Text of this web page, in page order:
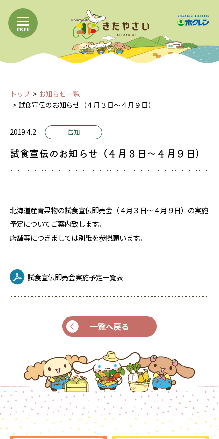
menu
トップ
お知らせ一覧
試食宣伝のお知らせ（４月３日～４月９日）
2019.4.2 告知
試食宣伝のお知らせ（４月３日～４月９日）
北海道産青果物の試食宣伝即売会（４月３日～４月９日）の実施
予定についてご案内致します。
店舗等につきましては別紙を参照願います。
試食宣伝即売会実施予定一覧表
一覧へ戻る